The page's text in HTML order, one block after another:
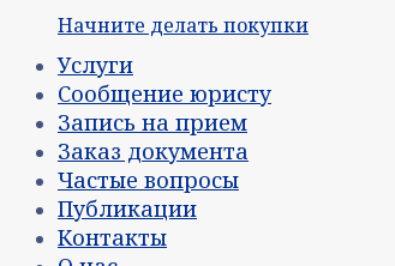
Начните делать покупки
Услуги
Сообщение юристу
Запись на прием
Заказ документа
Частые вопросы
Публикации
Контакты